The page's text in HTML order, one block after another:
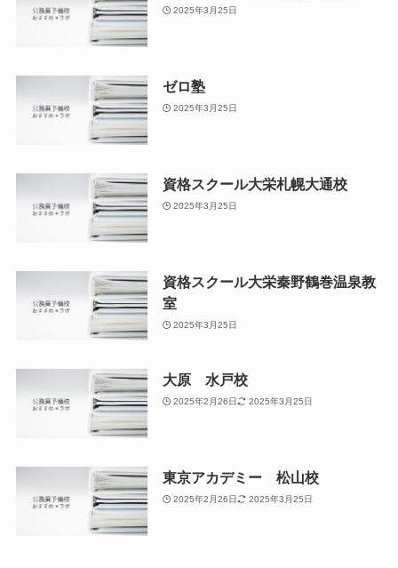
2025年3月25日
ゼロ塾
2025年3月25日
資格スクール大栄札幌大通校
2025年3月25日
資格スクール大栄秦野鶴巻温泉教
室
2025年3月25日
大原 水戸校
2025年2月26日 2025年3月25日
東京アカデミー 松山校
2025年2月26日 2025年3月25日